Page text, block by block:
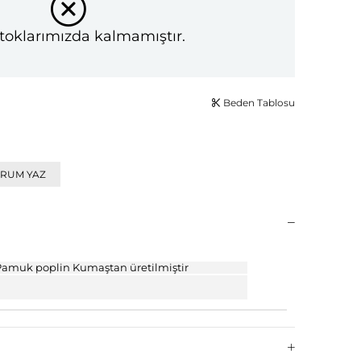
kalmamıştır.
Beden Tablosu
YAZ
poplin Kumaştan üretilmiştir